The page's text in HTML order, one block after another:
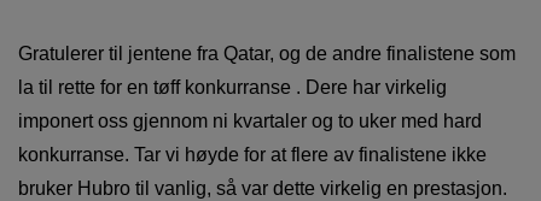
Gratulerer til jentene fra Qatar, og de andre finalistene som
la til rette for en tøff konkurranse . Dere har virkelig
imponert oss gjennom ni kvartaler og to uker med hard
konkurranse. Tar vi høyde for at flere av finalistene ikke
bruker Hubro til vanlig, så var dette virkelig en prestasjon.